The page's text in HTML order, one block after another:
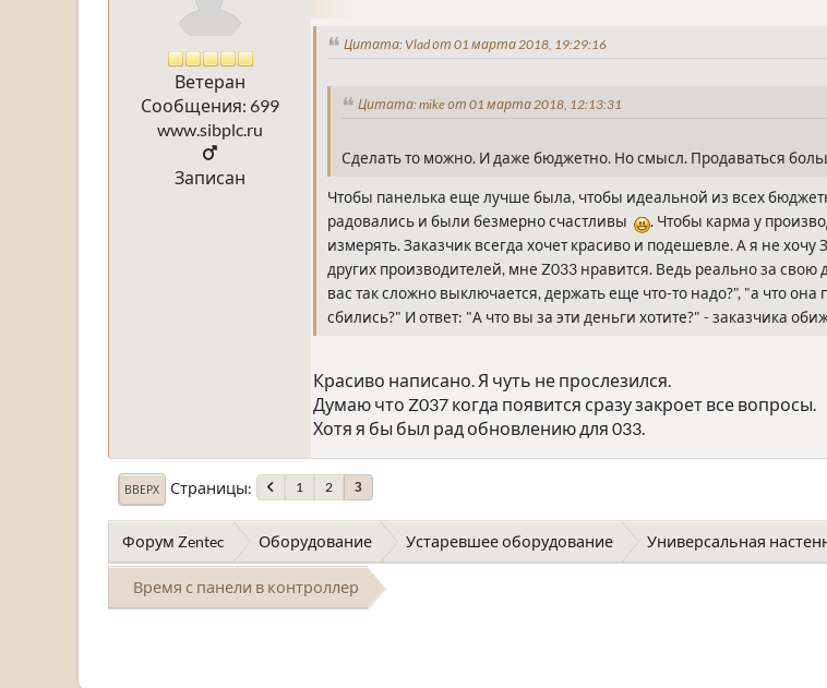
Ветеран
Сообщения: 699
www.sibplc.ru
Записан
Цитата: Vlad от 01 марта 2018, 19:29:16
Цитата: mike от 01 марта 2018, 12:13:31
Сделать то можно. И даже бюджетно. Но смысл. Продаваться
Чтобы панелька еще лучше была, чтобы идеальной из всех
радовались и были безмерно счастливы
. Чтобы карма у
измерять. Заказчик всегда хочет красиво и подешевле. А я не
других производителей, мне Z033 нравится. Ведь реально за свою
вас так сложно выключается, держать еще что-то надо?", "а что
сбились?" И ответ: "А что вы за эти деньги хотите?" - заказчика
Красиво написано. Я чуть не прослезился.
Думаю что Z037 когда появится сразу закроет все вопросы.
Хотя я бы был рад обновлению для 033.
ВВЕРХ Страницы 1 2 3
Форум Zentec Оборудование Устаревшее оборудование Универсальная
Время с панели в контроллер